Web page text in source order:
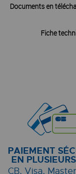
Documents en
Fiche
PAIEMENT
EN
CB, Visa,